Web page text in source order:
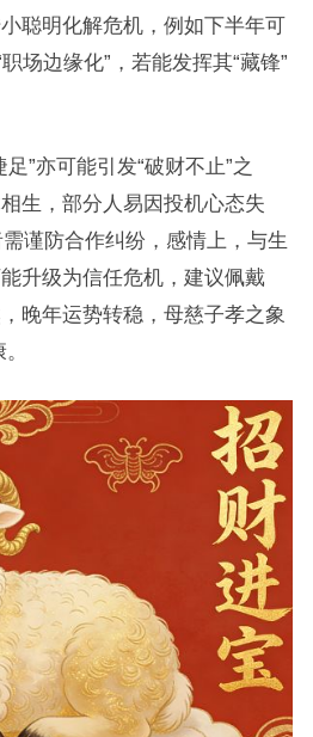
聪明化解危机，例如下半年可
场边缘化”，若能发挥其“藏锋”
”亦可能引发“破财不止”之
生，部分人易因投机心态失
谨防合作纠纷，感情上，与生
升级为信任危机，建议佩戴
晚年运势转稳，母慈子孝之象